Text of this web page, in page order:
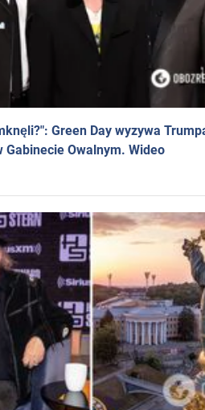
Green Day wyzywa
Gabinecie Owalnym. Wideo